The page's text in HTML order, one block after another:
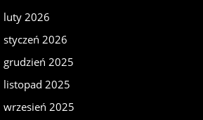
luty 2026
styczeń 2026
grudzień 2025
listopad 2025
wrzesień 2025